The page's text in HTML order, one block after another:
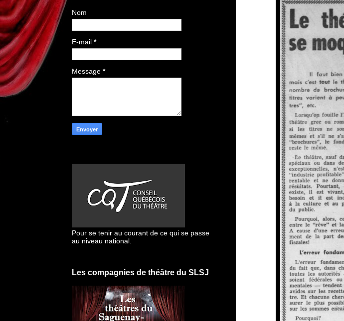
Nom
E-mail *
Message *
Pour se tenir au courant de ce qui se passe
au niveau national.
Les compagnies de théâtre du SLSJ